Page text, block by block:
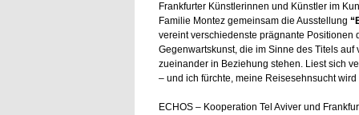
Frankfurter Künstlerinnen und Künstler im
Familie Montez gemeinsam die Ausstellung
vereint verschiedenste prägnante Positionen
Gegenwartskunst, die im Sinne des Titels auf
zueinander in Beziehung stehen. Liest sich
– und ich fürchte, meine Reisesehnsucht
ECHOS – Kooperation Tel Aviver und